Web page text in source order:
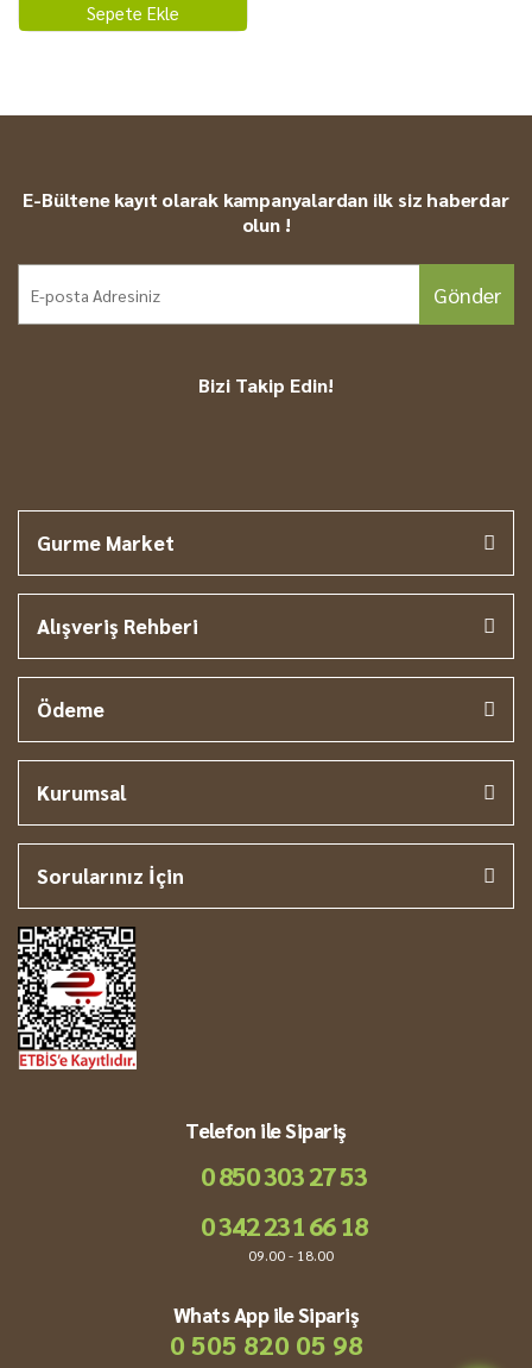
Sepete Ekle
E-Bültene kayıt olarak kampanyalardan ilk siz haberdar
olun !
Gönder
Bizi Takip Edin!
Gurme Market
Alışveriş Rehberi
Ödeme
Kurumsal
Sorularınız İçin
Telefon ile Sipariş
0 850 303 27 53
0 342 231 66 18
09.00 - 18.00
Whats App ile Sipariş
0 505 820 05 98